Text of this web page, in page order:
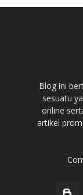
Blog ini
sesuatu
online
artikel